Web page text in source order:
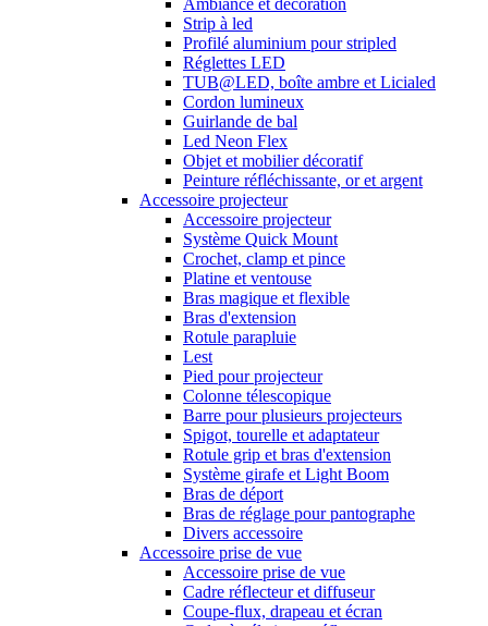
Ambiance et décoration
Strip à led
Profilé aluminium pour stripled
Réglettes LED
TUB@LED, boîte ambre et Licialed
Cordon lumineux
Guirlande de bal
Led Neon Flex
Objet et mobilier décoratif
Peinture réfléchissante, or et argent
Accessoire projecteur
Accessoire projecteur
Système Quick Mount
Crochet, clamp et pince
Platine et ventouse
Bras magique et flexible
Bras d'extension
Rotule parapluie
Lest
Pied pour projecteur
Colonne télescopique
Barre pour plusieurs projecteurs
Spigot, tourelle et adaptateur
Rotule grip et bras d'extension
Système girafe et Light Boom
Bras de déport
Bras de réglage pour pantographe
Divers accessoire
Accessoire prise de vue
Accessoire prise de vue
Cadre réflecteur et diffuseur
Coupe-flux, drapeau et écran